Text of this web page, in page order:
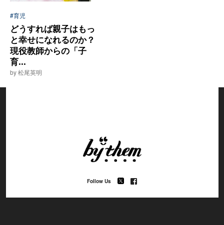
#育児
どうすれば親子はもっ
と幸せになれるのか？
現役教師からの「子
育...
by 松尾英明
Follow Us